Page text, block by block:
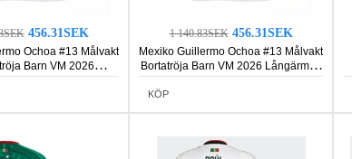
456.31SEK
Ochoa #13 Målvakt
Barn VM 2026
(+ Korta byxor)
1 140.83SEK 456.31SEK
Mexiko Guillermo Ochoa #13 Målvakt
Bortatröja Barn VM 2026 Långärmad
(+ Korta byxor)
KÖP